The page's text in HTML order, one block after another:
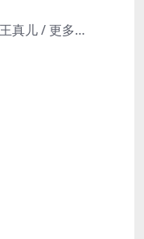
真儿 / 更多…